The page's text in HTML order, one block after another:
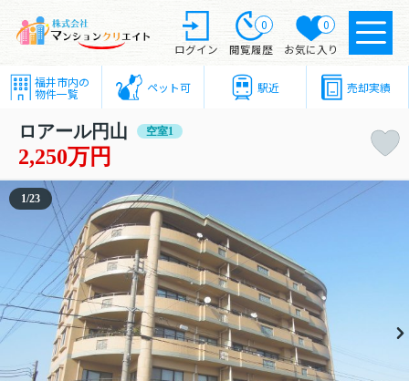
ログイン
0
閲覧履歴
0
お気に入り
福井市内の
物件一覧 ペット可 駅近 売却実績
ロアール円山 空室1
2,250万円
1/23